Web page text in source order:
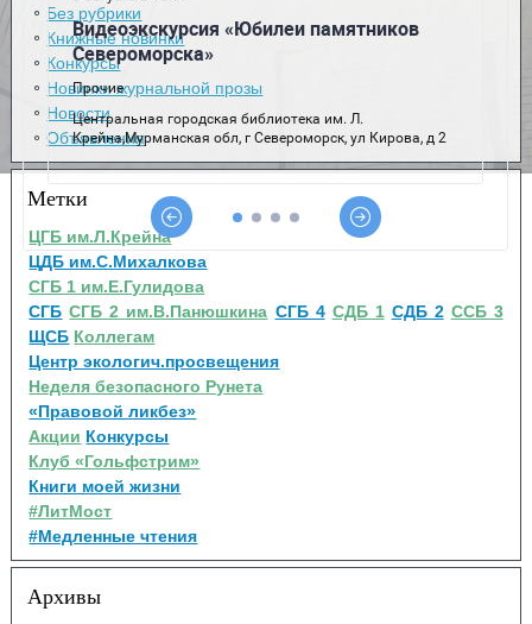
Без рубрики
Книжные новинки
Конкурсы
Новинки журнальной прозы
Новости
Объявления
Метки
ЦГБ им.Л.Крейна
ЦДБ им.С.Михалкова
СГБ 1 им.Е.Гулидова
СГБ СГБ 2 им.В.Панюшкина СГБ 4 СДБ 1 СДБ 2 ССБ 3
ЩСБ Коллегам
Центр экологич.просвещения
Неделя безопасного Рунета
«Правовой ликбез»
Акции Конкурсы
Клуб «Гольфстрим»
Книги моей жизни
#ЛитМост
#Медленные чтения
Архивы